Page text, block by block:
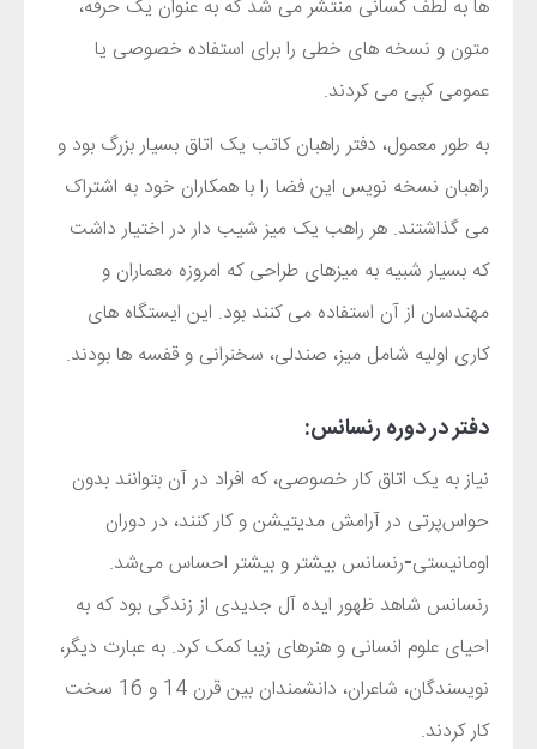
ها به لطف کسانی منتشر می شد که به عنوان یک حرفه،
متون و نسخه های خطی را برای استفاده خصوصی یا
عمومی کپی می کردند.
به طور معمول، دفتر راهبان کاتب یک اتاق بسیار بزرگ بود و
راهبان نسخه نویس این فضا را با همکاران خود به اشتراک
می گذاشتند. هر راهب یک میز شیب دار در اختیار داشت
که بسیار شبیه به میزهای طراحی که امروزه معماران و
مهندسان از آن استفاده می کنند بود. این ایستگاه های
کاری اولیه شامل میز، صندلی، سخنرانی و قفسه ها بودند.
دفتر در دوره رنسانس:
نیاز به یک اتاق کار خصوصی، که افراد در آن بتوانند بدون
حواس‌پرتی در آرامش مدیتیشن و کار کنند، در دوران
اومانیستی-رنسانس بیشتر و بیشتر احساس می‌شد.
رنسانس شاهد ظهور ایده آل جدیدی از زندگی بود که به
احیای علوم انسانی و هنرهای زیبا کمک کرد. به عبارت دیگر،
نویسندگان، شاعران، دانشمندان بین قرن 14 و 16 سخت
کار کردند.